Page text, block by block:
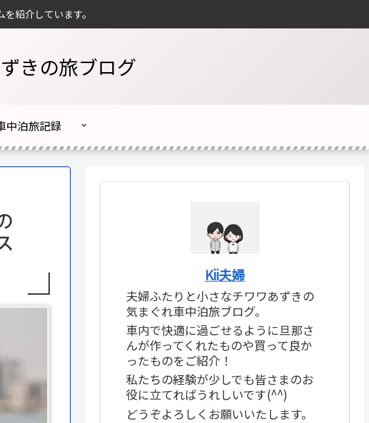
紹介しています。
きの旅ブログ
中泊旅記録
Kii夫婦
夫婦ふたりと小さなチワワあずきの
気まぐれ車中泊旅ブログ。
車内で快適に過ごせるように旦那さ
んが作ってくれたものや買って良か
ったものをご紹介！
私たちの経験が少しでも皆さまのお
役に立てればうれしいです(^^)
どうぞよろしくお願いいたします。